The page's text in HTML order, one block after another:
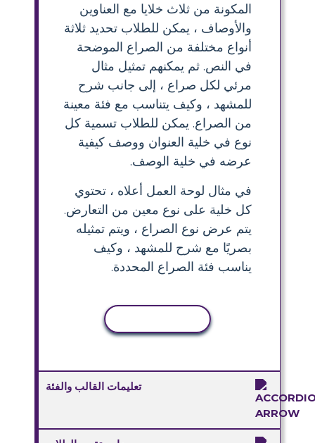
المكونة من ثلاث خلايا مع العناوين
والأوصاف ، يمكن للطلاب تحديد ثلاثة
أنواع مختلفة من الصراع الموضحة
في النص. ثم يمكنهم تمثيل مثال
مرئي لكل صراع ، إلى جانب شرح
للمشهد ، وكيف يتناسب مع فئة معينة
من الصراع. يمكن للطلاب تسمية كل
نوع في خلية العنوان ووصف كيفية
عرضه في خلية الوصف.
في مثال لوحة العمل أعلاه ، تحتوي
كل خلية على نوع معين من التعارض.
يتم عرض نوع الصراع ، ويتم تمثيله
بصريًا مع شرح للمشهد ، وكيف
يناسب فئة الصراع المحددة.
تعليمات القالب والفئة